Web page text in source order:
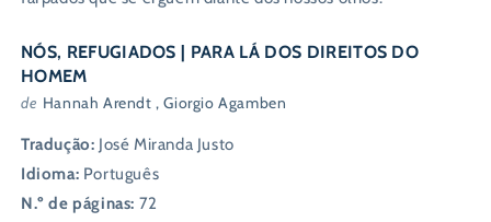
NÓS, REFUGIADOS | PARA LÁ DOS DIREITOS DO
HOMEM
de Hannah Arendt , Giorgio Agamben
Tradução: José Miranda Justo
Idioma: Português
N.º de páginas: 72